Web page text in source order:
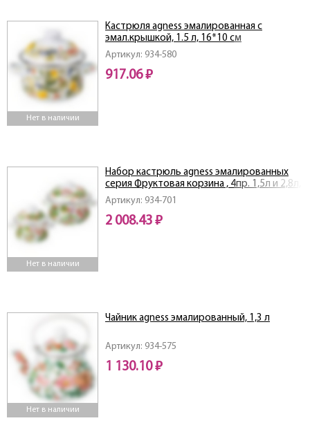
Нет в наличии
Артикул: 934-580
Кастрюля agness эмалированная с
эмал.крышкой, 1.5 л, 16*10 см
917.06 ₽
Нет в наличии
Артикул: 934-701
Набор кастрюль agness эмалированных
серия Фруктовая корзина , 4пр. 1,5л и 2,8л,
16х10см, 20х12см
2 008.43 ₽
Нет в наличии
Артикул: 934-575
Чайник agness эмалированный, 1,3 л
1 130.10 ₽